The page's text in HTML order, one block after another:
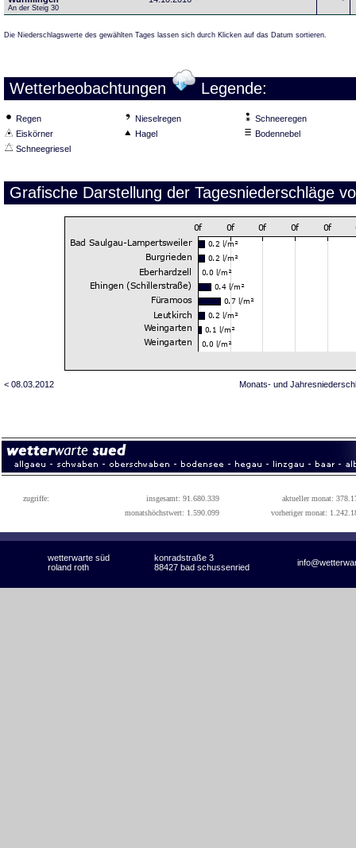
An der Steig 30
Die Niederschlagswerte des gewählten Tages lassen sich durch Klicken auf das Datum sortieren.
Wetterbeobachtungen Legende:
Regen Nieselregen
Schneeregen
Eiskörner
Hagel
Bodennebel
Schneegriesel
Grafische Darstellung der Tagesniederschläge
< 08.03.2012 Monats- und
zugriffe: insgesamt: 91.680.339
aktueller monat:
monatshöchstwert: 1.590.099
vorheriger monat:
wetterwarte süd konradstraße 3
roland roth 88427 bad schussenried